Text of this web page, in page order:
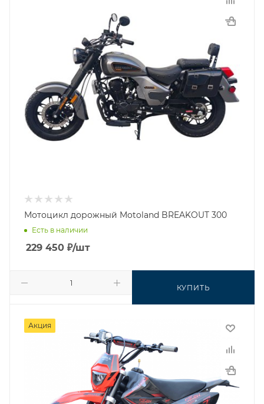
Мотоцикл дорожный Motoland BREAKOUT 300
Есть в наличии
229 450 ₽/шт
КУПИТЬ
Акция